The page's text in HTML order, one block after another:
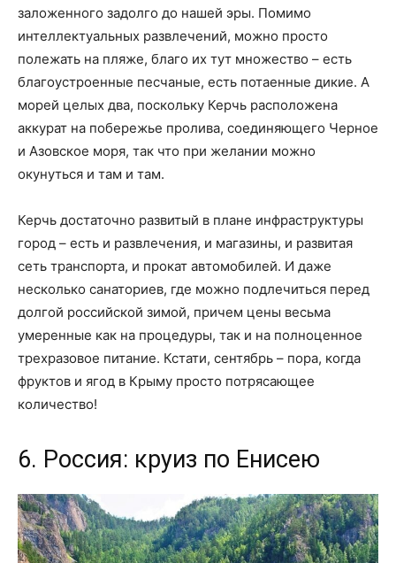
заложенного задолго до нашей эры. Помимо
интеллектуальных развлечений, можно просто
полежать на пляже, благо их тут множество – есть
благоустроенные песчаные, есть потаенные дикие. А
морей целых два, поскольку Керчь расположена
аккурат на побережье пролива, соединяющего Черное
и Азовское моря, так что при желании можно
окунуться и там и там.
Керчь достаточно развитый в плане инфраструктуры
город – есть и развлечения, и магазины, и развитая
сеть транспорта, и прокат автомобилей. И даже
несколько санаториев, где можно подлечиться перед
долгой российской зимой, причем цены весьма
умеренные как на процедуры, так и на полноценное
трехразовое питание. Кстати, сентябрь – пора, когда
фруктов и ягод в Крыму просто потрясающее
количество!
6. Россия: круиз по Енисею